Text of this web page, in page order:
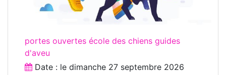
portes ouvertes école des chiens guides
d'aveu
Date : le dimanche 27 septembre 2026